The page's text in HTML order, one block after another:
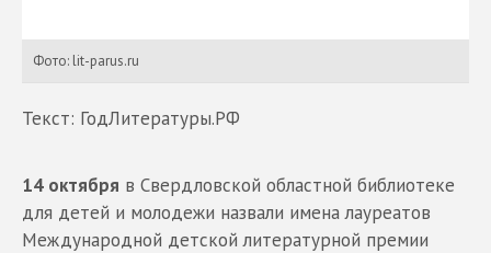
Фото: lit-parus.ru
Текст: ГодЛитературы.РФ
14 октября в Свердловской областной библиотеке
для детей и молодежи назвали имена лауреатов
Международной детской литературной премии